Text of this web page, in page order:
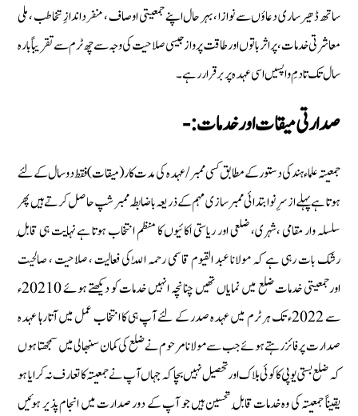
ساتھ ڈھیر ساری دعاؤں سے نوازا ،بہر حال اپنے جمعیتی اوصاف ، منفرد اندازِ تخاطب ، ملی
معاشرتی خدمات ، پر اثر باتوں اور طاقت پرواز جیسی صلاحیت کی وجہ سے چھ ٹرم سے تقریباً بارہ
سال تک تادمِ واپسیں اسی عہدہ پر برقرار رہے۔
صدارتی میقات اور خدمات :-
جمعیتہ علماء ہند کی دستور کے مطابق کسی ممبر/ عہدہ کی مدت کار ( میقات ) فقط دوسال کے لئے
ہوتا ہے پہلے از سرِ نو ابتدائی ممبر سازی مہم کے ذریعہ باضابطہ ممبر شپ حاصل کرتے ہیں پھر
سلسلہ وار مقامی ،شہری، ضلعی اور ریاستی اکائیوں کا منظم انتخاب ہوتا ہے نہایت ہی قابلِ
رشک بات رہی ہے کہ مولانا عبد القیوم قاسمی رحمہ اللّٰہ کی فعالیت ، صلاحیت ، صالحیت
اورجمعیتی خدمات ضلع میں نمایاں تھیں چنانچہ انہیں خدمات کو دیکھتے ہوئے 20210ء
سے 2022ء تک ہر ٹرم میں عہدہ صدر کے لئے آپ ہی کا انتخاب عمل میں آتا رہا عہدہ
صدارت پر فائز رہتے ہوئے جب سے مولانا مرحوم نے ضلع کی کمان سنبھالی میں سمجھتا ہوں
کہ ضلع بستی یوپی کا کوئی بلاک اور تحصیل نہیں بچا کہ جہاں آپ نے جمعیتہ کا تعارف نہ کرایا ہو
یقیناً جمعیتہ کی وہ خدمات قابلِ تحسین ہیں جو آپ کے دور صدارت میں انجام پذیر ہوئیں